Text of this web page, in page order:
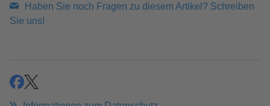
Haben Sie noch Fragen zu diesem Artikel? Schreiben
Sie uns!
teilenteilen